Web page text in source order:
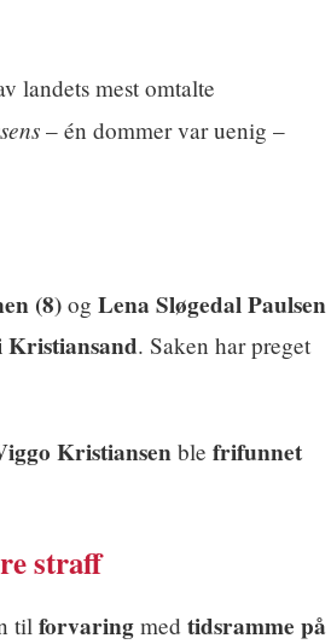
landets mest omtalte
– én dommer var uenig –
(8)og Lena Sløgedal Paulsen
Kristiansand. Saken har preget
Kristiansenble frifunnet
straff
til forvaring med tidsramme på